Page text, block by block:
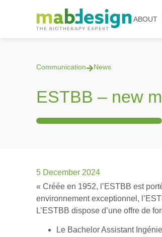
ABOUT
Communication News
ESTBB – new
5 December 2024
« Créée en 1952, l’ESTBB est
environnement exceptionnel,
L’ESTBB dispose d’une offre de
Le Bachelor Assistant